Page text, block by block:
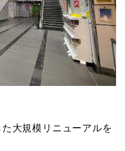
大規模リニューアルを